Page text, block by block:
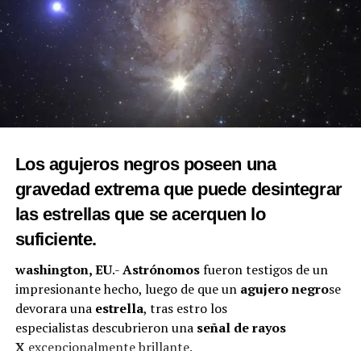
Los agujeros negros poseen una
gravedad extrema que puede desintegrar
las estrellas que se acerquen lo
suficiente.
washington, EU.-Astrónomosfueron testigos de un
impresionante hecho, luego de que un agujero negrose
devorara una estrella, tras estro los
especialistas descubrieron una señal de rayos
Xexcepcionalmente brillante.